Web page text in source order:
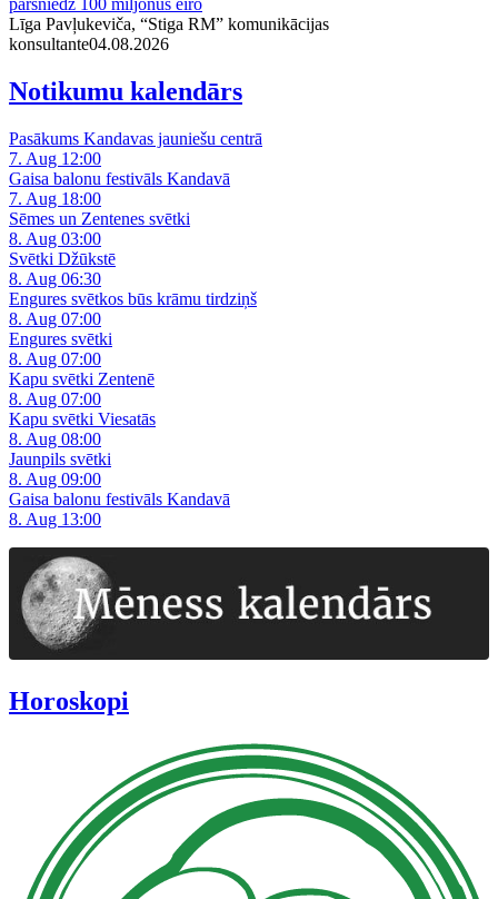
Līga Pavļukeviča, “Stiga RM” komunikācijas
konsultante04.08.2026
Notikumu kalendārs
Pasākums Kandavas jauniešu centrā
7. Aug 12:00
Gaisa balonu festivāls Kandavā
7. Aug 18:00
Sēmes un Zentenes svētki
8. Aug 03:00
Svētki Džūkstē
8. Aug 06:30
Engures svētkos būs krāmu tirdziņš
8. Aug 07:00
Engures svētki
8. Aug 07:00
Kapu svētki Zentenē
8. Aug 07:00
Kapu svētki Viesatās
8. Aug 08:00
Jaunpils svētki
8. Aug 09:00
Gaisa balonu festivāls Kandavā
8. Aug 13:00
Horoskopi